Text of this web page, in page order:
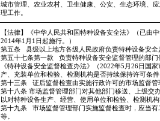
城市管理、农业农村、卫生健康、公安、生态环境、
理工作。
【法律】《中华人民共和国特种设备安全法》（已由
2014年1月1日起施行。）
第五条
县级以上地方各级人民政府负责特种设备安
第五十七条第一款
负责特种设备安全监督管理的部
《特种设备安全监督检查办法》（2022年5月26日国
产、充装单位和检验、检测机构是否持续保持许可条
第十三条
证后监督检查由实施行政许可的市场监督
第十八条 市场监督管理部门对其他部门移送、上级交
以对特种设备生产、经营、使用单位和检验、检测机
第十九条
市场监督管理部门实施监督检查时，应当
等。